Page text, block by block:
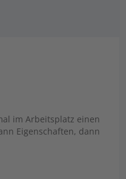
im Arbeitsplatz einen
Eigenschaften, dann